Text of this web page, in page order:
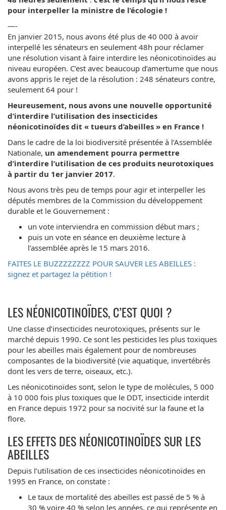
pour interpeller la ministre de l’écologie !
—-
En janvier 2015, nous avons été plus de 40 000 à avoir
interpellé les sénateurs en seulement 48h pour réclamer
une résolution visant à faire interdire les néonicotinoïdes au
niveau européen. C’est avec beaucoup d’amertume que nous
avons appris le rejet de la résolution : 248 sénateurs contre,
seulement 64 pour !
Heureusement, nous avons une nouvelle opportunité
d’interdire l’utilisation des insecticides
néonicotinoïdes dit « tueurs d’abeilles » en France !
Dans le cadre de la loi biodiversité présentée à l’Assemblée
Nationale, un amendement pourra permettre
d’interdire l’utilisation de ces produits neurotoxiques
à partir du 1er janvier 2017.
Nous avons très peu de temps pour agir et interpeller les
députés membres de la Commission du développement
durable et le Gouvernement :
un vote interviendra en commission début mars ;
puis un vote en séance en deuxième lecture à
l’assemblée après le 15 mars 2016.
FAITES LE BUZZZZZZZZ POUR SAUVER LES ABEILLES :
signez et partagez la pétition !
LES NÉONICOTINOÏDES, C’EST QUOI ?
Une classe d’insecticides neurotoxiques, présents sur le
marché depuis 1990. Ce sont les pesticides les plus toxiques
pour les abeilles mais également pour de nombreuses
composantes de la biodiversité (vie aquatique, invertébrés
dont les vers de terre, oiseaux, etc.).
Les néonicotinoïdes sont, selon le type de molécules, 5 000
à 10 000 fois plus toxiques que le DDT, insecticide interdit
en France depuis 1972 pour sa nocivité sur la faune et la
flore.
LES EFFETS DES NÉONICOTINOÏDES SUR LES
ABEILLES
Depuis l’utilisation de ces insecticides néonicotinoïdes en
1995 en France, on constate :
Le taux de mortalité des abeilles est passé de 5 % à
30 % voire 40 % selon les années, ce qui représente en